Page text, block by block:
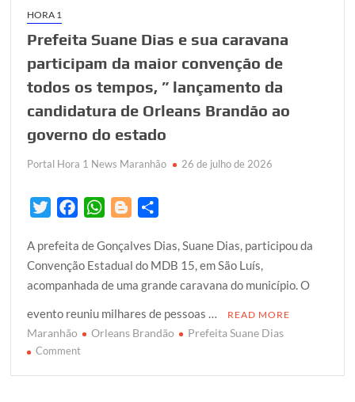
HORA 1
Prefeita Suane Dias e sua caravana
participam da maior convenção de
todos os tempos, ” lançamento da
candidatura de Orleans Brandão ao
governo do estado
Portal Hora 1 News Maranhão 26 de julho de 2026
i
t
t
e
r
c
e
b
o
o
k
W
a
t
s
A
p
o
g
g
e
r
a
r
e
A prefeita de Gonçalves Dias, Suane Dias, participou da
Convenção Estadual do MDB 15, em São Luís,
acompanhada de uma grande caravana do município. O
evento reuniu milhares de pessoas …
READ MORE
Maranhão Orleans Brandão Prefeita Suane Dias
Commenton